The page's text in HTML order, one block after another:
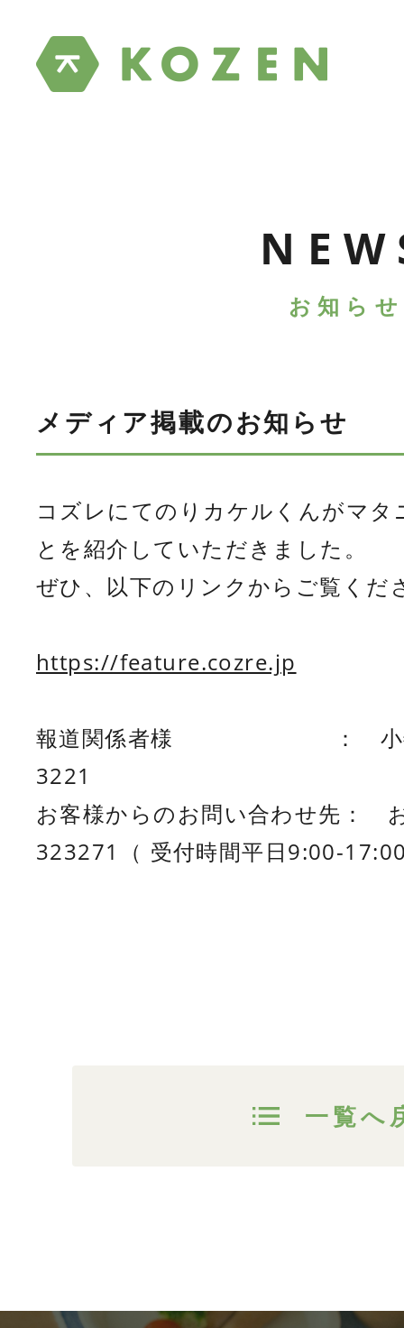
お知らせ
メディア掲載のお知らせ
コズレにてのりカケルくんがマ
とを紹介していただきました。
ぜひ、以下のリンクからご覧くだ
https://feature.cozre.jp
報道関係者様 ： 小善本
3221
お客様からのお問い合わせ先：
一覧へ